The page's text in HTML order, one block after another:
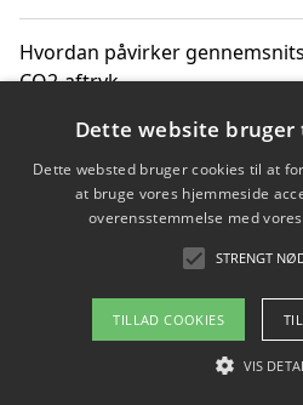
Hvordan påvirker
CO2-aftryk
Hvordan nyheder om CO2-
hverdag
Om / kontakt
Blog
Dette website bruger
Dette websted bruger cookies til at
at bruge vores hjemmeside
overensstemmelse med
STRENGT
TILLAD COOKIES
VIS